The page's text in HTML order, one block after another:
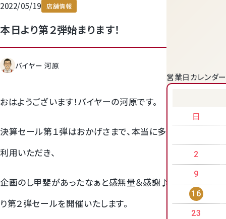
営業日カレンダー
日
2
9
16
23
天使音（あまね）マスクメロン
2022/05/19 店舗情報
本日より第２弾始まります！
バイヤー 河原
おはようございます！バイヤーの河原です。
決算セール第１弾はおかげさまで、本当に多くのお客様にご
利用いただき、
企画のし甲斐があったなぁと感無量＆感謝♪そして本日よ
り第２弾セールを開催いたします。